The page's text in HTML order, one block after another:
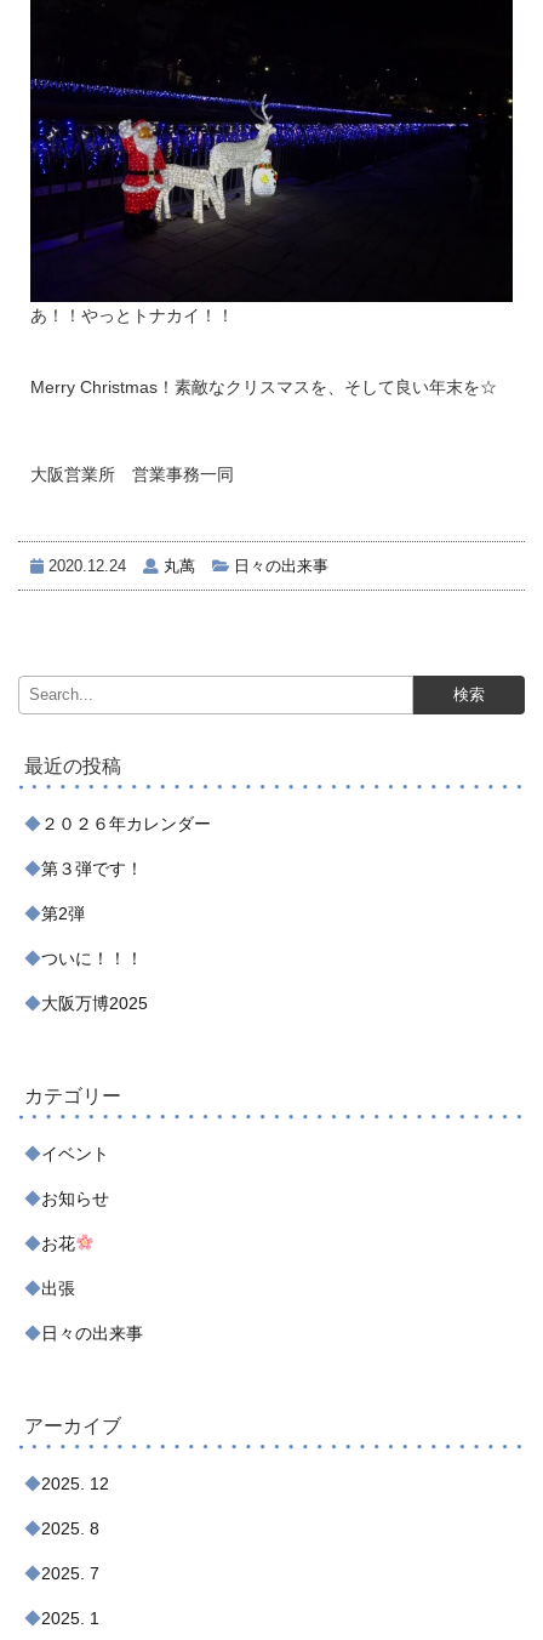
あ！！やっとトナカイ！！
Merry Christmas！素敵なクリスマスを、そして良い年末を☆
大阪営業所 営業事務一同
2020.12.24 丸萬 日々の出来事
最近の投稿
２０２６年カレンダー
第３弾です！
第2弾
ついに！！！
大阪万博2025
カテゴリー
イベント
お知らせ
お花
出張
日々の出来事
アーカイブ
2025. 12
2025. 8
2025. 7
2025. 1